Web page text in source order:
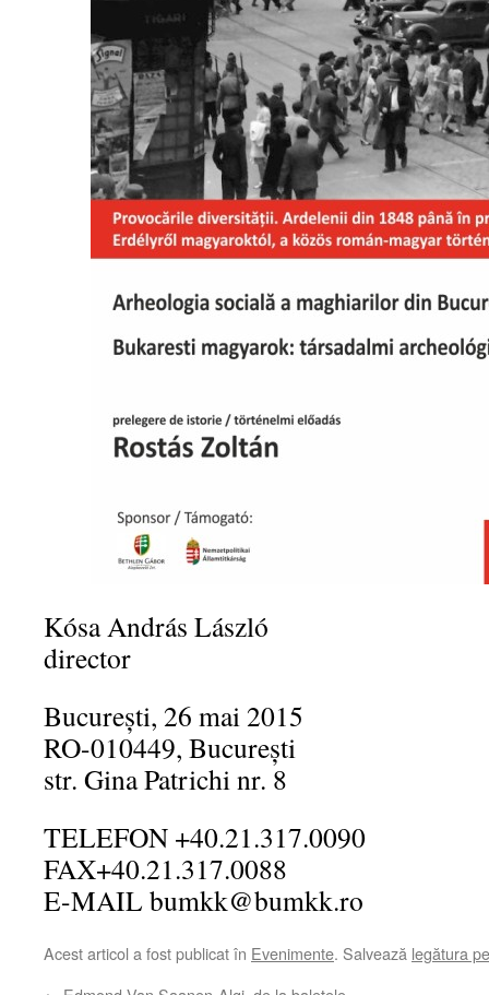
Kósa András László
director
București, 26 mai 2015
RO-010449, Bucureşti
str. Gina Patrichi nr. 8
TELEFON +40.21.317.0090
FAX+40.21.317.0088
E-MAIL bumkk@bumkk.ro
Acest articol a fost publicat în Evenimente. Salvează legătura